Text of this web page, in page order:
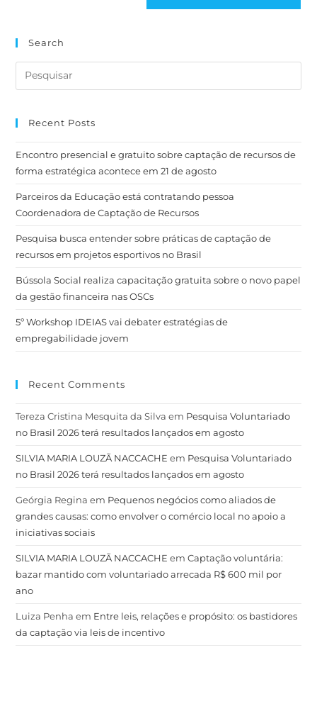
Search
Recent Posts
Encontro presencial e gratuito sobre captação de recursos de
forma estratégica acontece em 21 de agosto
Parceiros da Educação está contratando pessoa
Coordenadora de Captação de Recursos
Pesquisa busca entender sobre práticas de captação de
recursos em projetos esportivos no Brasil
Bússola Social realiza capacitação gratuita sobre o novo papel
da gestão financeira nas OSCs
5º Workshop IDEIAS vai debater estratégias de
empregabilidade jovem
Recent Comments
Tereza Cristina Mesquita da Silva em Pesquisa Voluntariado
no Brasil 2026 terá resultados lançados em agosto
SILVIA MARIA LOUZÃ NACCACHE em Pesquisa Voluntariado
no Brasil 2026 terá resultados lançados em agosto
Geórgia Regina em Pequenos negócios como aliados de
grandes causas: como envolver o comércio local no apoio a
iniciativas sociais
SILVIA MARIA LOUZÃ NACCACHE emCaptação voluntária:
bazar mantido com voluntariado arrecada R$ 600 mil por
ano
Luiza Penha em Entre leis, relações e propósito: os bastidores
da captação via leis de incentivo